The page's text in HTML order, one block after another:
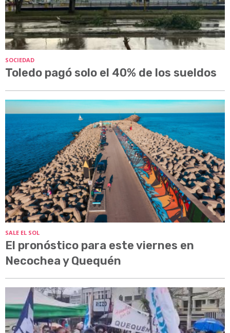
SOCIEDAD
Toledo pagó solo el 40% de los sueldos
SALE EL SOL
El pronóstico para este viernes en
Necochea y Quequén